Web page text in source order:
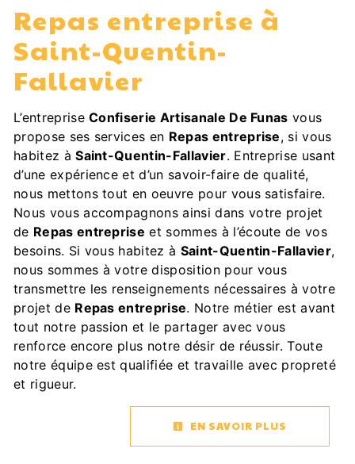
Repas entreprise à
Saint-Quentin-
Fallavier
L’entrepriseConfiserie Artisanale De Funas vous
propose ses services en Repas entreprise, si vous
habitez àSaint-Quentin-Fallavier. Entreprise usant
d’une expérience et d’un savoir-faire de qualité,
nous mettons tout en oeuvre pour vous satisfaire.
Nous vous accompagnons ainsi dans votre projet
de Repas entreprise et sommes à l’écoute de vos
besoins. Si vous habitez à Saint-Quentin-Fallavier,
nous sommes à votre disposition pour vous
transmettre les renseignements nécessaires à votre
projet de Repas entreprise. Notre métier est avant
tout notre passion et le partager avec vous
renforce encore plus notre désir de réussir. Toute
notre équipe est qualifiée et travaille avec propreté
et rigueur.
EN SAVOIR PLUS